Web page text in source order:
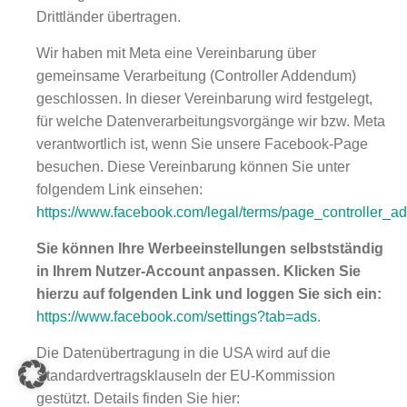
Drittländer übertragen.
Wir haben mit Meta eine Vereinbarung über
gemeinsame Verarbeitung (Controller Addendum)
geschlossen. In dieser Vereinbarung wird festgelegt,
für welche Datenverarbeitungsvorgänge wir bzw. Meta
verantwortlich ist, wenn Sie unsere Facebook-Page
besuchen. Diese Vereinbarung können Sie unter
folgendem Link einsehen:
https://www.facebook.com/legal/terms/
Sie können Ihre Werbeeinstellungen selbstständig
in Ihrem Nutzer-Account anpassen. Klicken Sie
hierzu auf folgenden Link und loggen Sie sich ein:
https://www.facebook.com/settings?tab=ads.
Die Datenübertragung in die USA wird auf die
Standardvertragsklauseln der EU-Kommission
gestützt. Details finden Sie hier: